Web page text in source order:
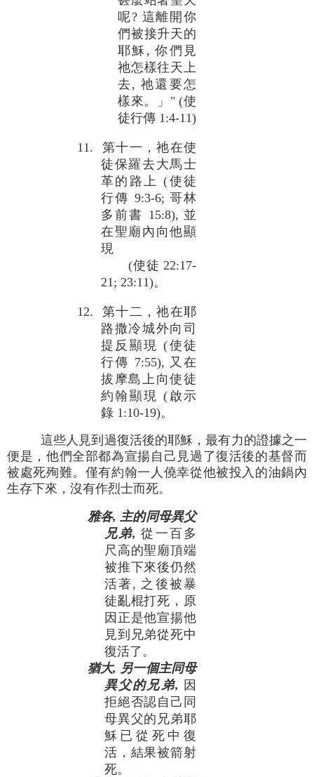
呢? 這離開你
們被接升天的
耶穌, 你們見
祂怎樣往天上
去, 祂還要怎
樣來。」" (使
徒行傳 1:4-11)
11. 第十一，祂在使
徒保羅去大馬士
革的路上 (使徒
行傳 9:3-6; 哥林
多前書 15:8), 並
在聖廟內向他顯
現
(使徒 22:17-
21; 23:11)。
12. 第十二，祂在耶
路撒冷城外向司
提反顯現 (使徒
行傳 7:55), 又在
拔摩島上向使徒
約翰顯現 (啟示
錄 1:10-19)。
這些人見到過復活後的耶穌，最有力的證據之一
便是，他們全部都為宣揚自己見過了復活後的基督而
被處死殉難。僅有約翰一人僥幸從他被投入的油鍋內
生存下來，沒有作烈士而死。
雅各, 主的同母異父
兄弟, 從一百多
尺高的聖廟頂端
被推下來後仍然
活著, 之後被暴
徒亂棍打死，原
因正是他宣揚他
見到兄弟從死中
復活了。
猶大, 另一個主同母
異父的兄弟, 因
拒絕否認自己同
母異父的兄弟耶
穌已從死中復
活，結果被箭射
死。